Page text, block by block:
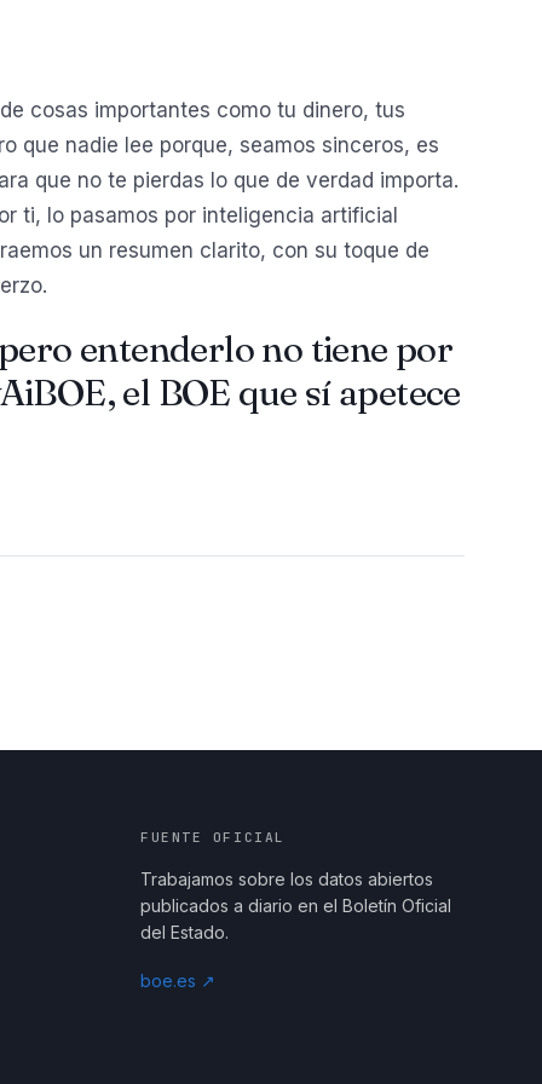
cosas importantes como tu dinero, tus
que nadie lee porque, seamos sinceros, es
que no te pierdas lo que de verdad importa.
ti, lo pasamos por inteligencia artificial
un resumen clarito, con su toque de
entenderlo no tiene por
el BOE que sí apetece
FUENTE OFICIAL
Trabajamos sobre los datos abiertos
publicados a diario en el Boletín Oficial
del Estado.
boe.es ↗